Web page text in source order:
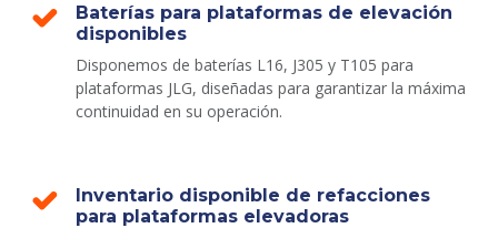
Baterías para plataformas de elevación
disponibles
Disponemos de baterías L16, J305 y T105 para
plataformas JLG, diseñadas para garantizar la máxima
continuidad en su operación.
Inventario disponible de refacciones
para plataformas elevadoras